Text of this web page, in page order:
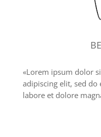
«Lorem ipsum dolor
adipiscing elit, sed
labore et dolore